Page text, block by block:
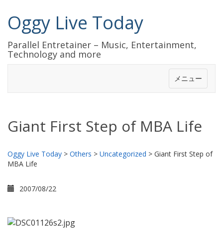
Oggy Live Today
Parallel Entretainer – Music, Entertainment,
Technology and more
メニュー
Giant First Step of MBA Life
Oggy Live Today > Others > Uncategorized > Giant First Step of
MBA Life
2007/08/22